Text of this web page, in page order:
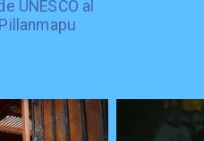
UNESCO al